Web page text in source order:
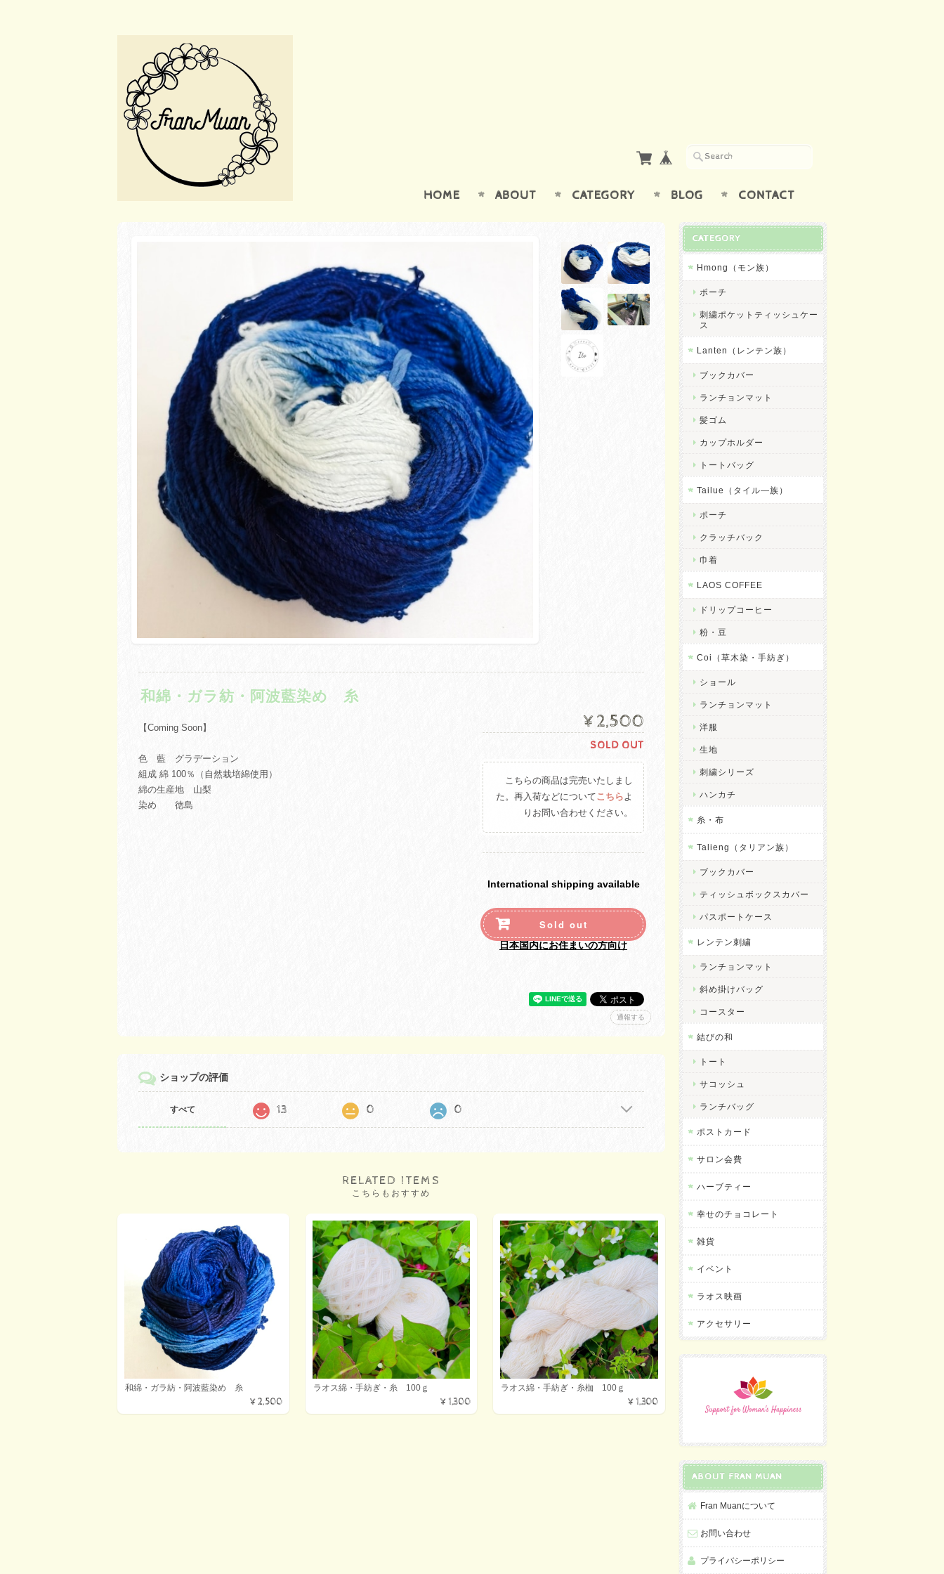
HOME ABOUT CATEGORY BLOG CONTACT
和綿・ガラ紡・阿波藍染め 糸
【Coming Soon】
色 藍 グラデーション
組成 綿 100％（自然栽培綿使用）
綿の生産地 山梨
染め 徳島
¥2,500
SOLD OUT
こちらの商品は完売いたしまし
た。再入荷などについてこちらよ
りお問い合わせください。
International shipping available
Sold out
日本国内にお住まいの方向け
通報する
ショップの評価
すべて 13 0 0
RELATED ITEMS
こちらもおすすめ
和綿・ガラ紡・阿波藍染め 糸
¥2,500
ラオス綿・手紡ぎ・糸 100ｇ
¥1,300
ラオス綿・手紡ぎ・糸枷 100ｇ
¥1,300
CATEGORY
Hmong（モン族）
ポーチ
刺繍ポケットティッシュケー
ス
Lanten（レンテン族）
ブックカバー
ランチョンマット
髪ゴム
カップホルダー
トートバッグ
Tailue（タイル―族）
ポーチ
クラッチバック
巾着
LAOS COFFEE
ドリップコーヒー
粉・豆
Coi（草木染・手紡ぎ）
ショール
ランチョンマット
洋服
生地
刺繍シリーズ
ハンカチ
糸・布
Talieng（タリアン族）
ブックカバー
ティッシュボックスカバー
パスポートケース
レンテン刺繍
ランチョンマット
斜め掛けバッグ
コースター
結びの和
トート
サコッシュ
ランチバッグ
ポストカード
サロン会費
ハーブティー
幸せのチョコレート
雑貨
イベント
ラオス映画
アクセサリー
ABOUT FRAN MUAN
Fran Muanについて
お問い合わせ
プライバシーポリシー